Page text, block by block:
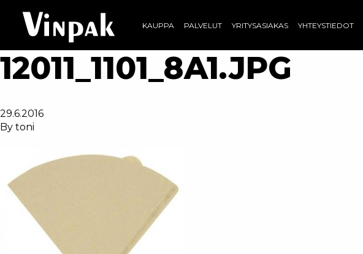
KAUPPA PALVELUT YRITYSASIAKAS YHTEYSTIEDOT
12011_1101_8A1.JPG
29.6.2016
By toni